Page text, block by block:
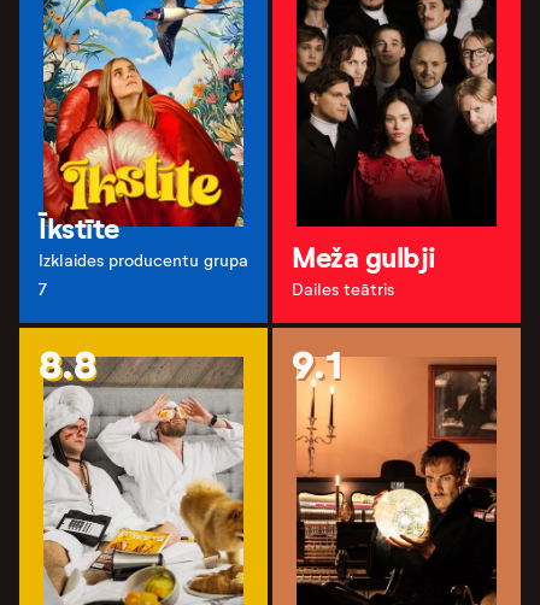
Īkstīte
Izklaides producentu grupa
7
Meža gulbji
Dailes teātris
8.8 9.1